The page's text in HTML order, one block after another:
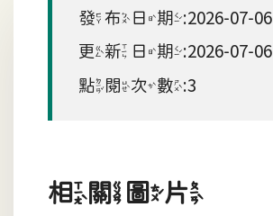
發布日期:2026-07-06
更新日期:2026-07-06
點閱次數:3
相關圖片